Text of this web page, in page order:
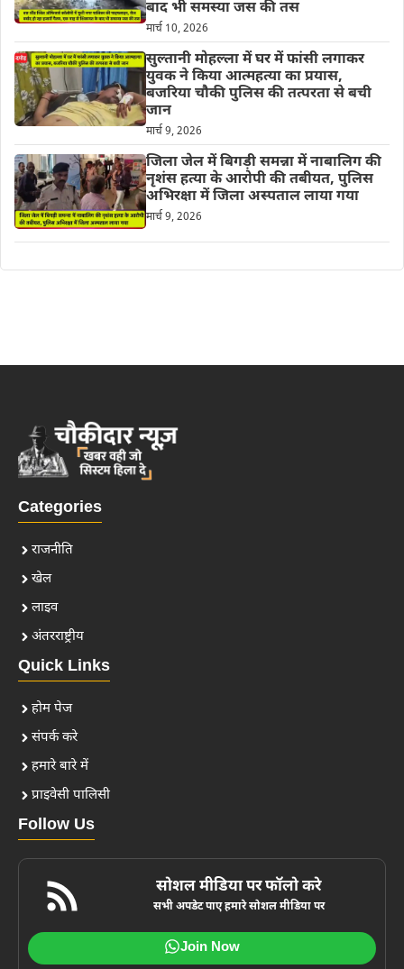
बाद भी समस्या जस की तस
मार्च 10, 2026
सुल्तानी मोहल्ला में घर में फांसी लगाकर
युवक ने किया आत्महत्या का प्रयास,
बजरिया चौकी पुलिस की तत्परता से बची
जान
मार्च 9, 2026
जिला जेल में बिगड़ी समन्ना में नाबालिग की
नृशंस हत्या के आरोपी की तबीयत, पुलिस
अभिरक्षा में जिला अस्पताल लाया गया
मार्च 9, 2026
Categories
राजनीति
खेल
लाइव
अंतरराष्ट्रीय
Quick Links
होम पेज
संपर्क करे
हमारे बारे में
प्राइवेसी पालिसी
Follow Us
सोशल मीडिया पर फॉलो करे
सभी अपडेट पाए हमारे सोशल मीडिया पर
Join Now